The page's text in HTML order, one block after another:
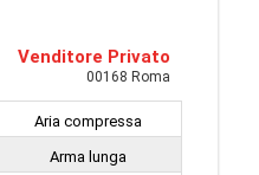
Venditore Privato
00168 Roma
Aria compressa
Arma lunga